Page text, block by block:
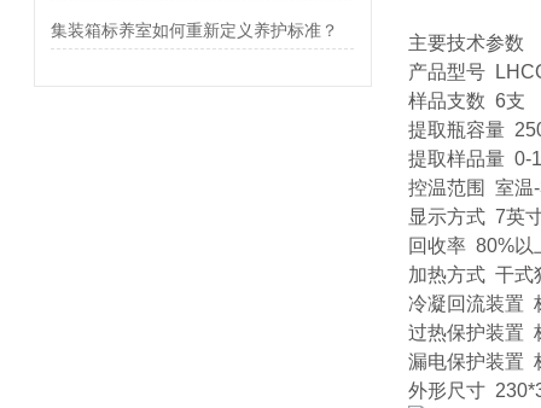
集装箱标养室如何重新定义养护标准？
主要技术参数
产品型号
样品支数 6支
提取瓶容量
提取样品量 0-
控温范围 室温-
显示方式 7英
回收率 80%以
加热方式 干式
冷凝回流装置
过热保护装置
漏电保护装置
外形尺寸